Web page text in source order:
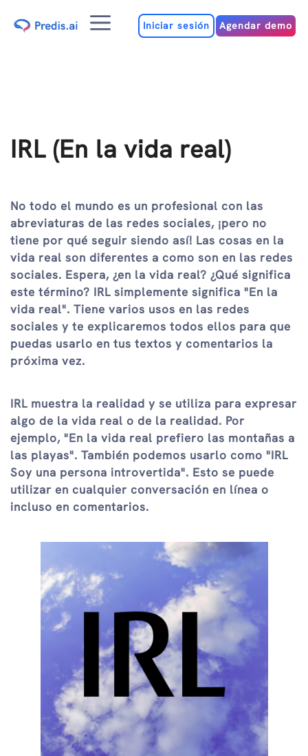
MenúIniciar sesión Agendar demo
IRL (En la vida real)
No todo el mundo es un profesional con las
abreviaturas de las redes sociales, ¡pero no
tiene por qué seguir siendo así! Las cosas en la
vida real son diferentes a como son en las redes
sociales. Espera, ¿en la vida real? ¿Qué significa
este término? IRL simplemente significa "En la
vida real". Tiene varios usos en las redes
sociales y te explicaremos todos ellos para que
puedas usarlo en tus textos y comentarios la
próxima vez.
IRL muestra la realidad y se utiliza para expresar
algo de la vida real o de la realidad. Por
ejemplo, "En la vida real prefiero las montañas a
las playas". También podemos usarlo como "IRL
Soy una persona introvertida". Esto se puede
utilizar en cualquier conversación en línea o
incluso en comentarios.